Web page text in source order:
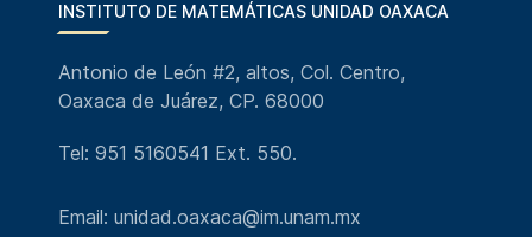
INSTITUTO DE MATEMÁTICAS UNIDAD OAXACA
Antonio de León #2, altos, Col. Centro,
Oaxaca de Juárez, CP. 68000
Tel: 951 5160541 Ext. 550.
Email: unidad.oaxaca@im.unam.mx